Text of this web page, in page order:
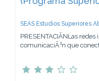
SEAS Estudios Superiores
PRESENTACIÃNLas
comunicaciÃ³n que